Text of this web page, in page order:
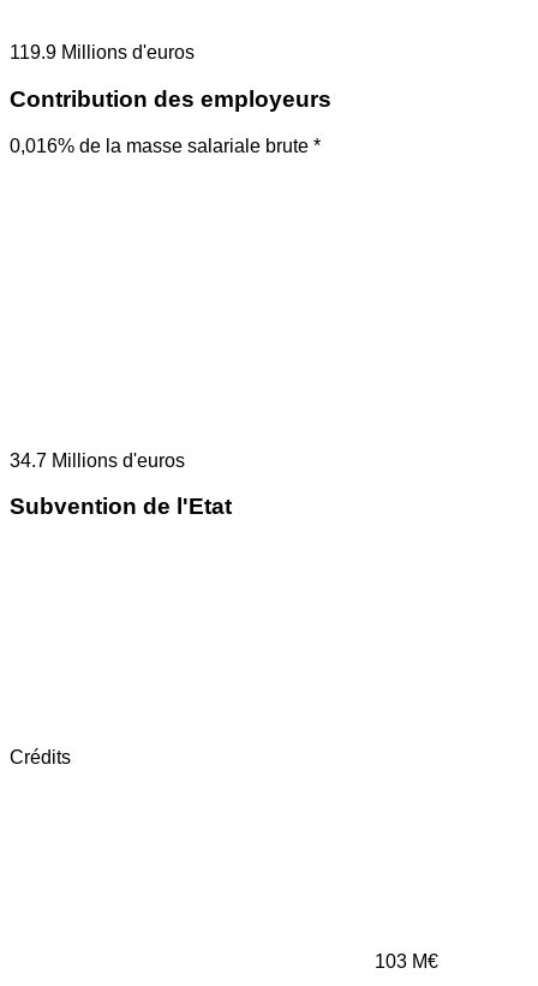
119.9 Millions d'euros
Contribution des employeurs
0,016% de la masse salariale brute *
34.7 Millions d'euros
Subvention de l'Etat
Crédits
103 M€